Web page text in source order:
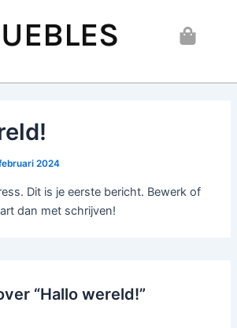
Cart
2024
Dit is je eerste bericht. Bewerk of
dan met schrijven!
“Hallo wereld!”